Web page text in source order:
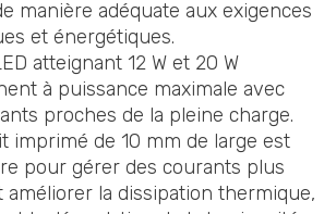
manière adéquate aux exigences
et énergétiques.
atteignant 12 W et 20 W
à puissance maximale avec
proches de la pleine charge.
imprimé de 10 mm de large est
pour gérer des courants plus
améliorer la dissipation thermique,